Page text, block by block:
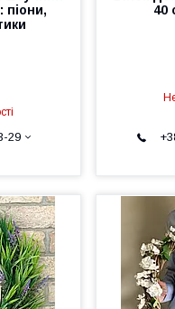
піони,
29
40